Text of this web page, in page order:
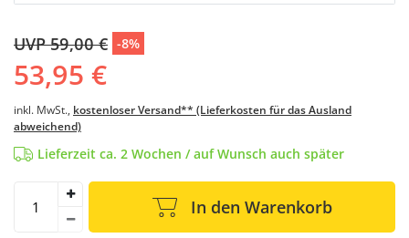
UVP 59,00 € -8%
53,95 €
inkl. MwSt., kostenloser Versand** (Lieferkosten für das Ausland
abweichend)
Lieferzeit ca. 2 Wochen / auf Wunsch auch später
In den Warenkorb